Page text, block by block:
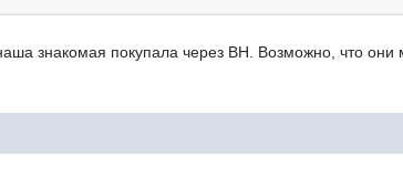
знакомая покупала через ВН. Возможно, что они